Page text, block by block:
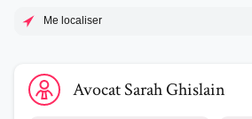
Me localiser
Voir le profil de AvocatSarah Ghislain
AvocatSarahGhislain